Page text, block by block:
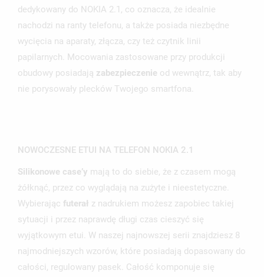
dedykowany do NOKIA 2.1, co oznacza, że idealnie
nachodzi na ranty telefonu, a także posiada niezbędne
wycięcia na aparaty, złącza, czy też czytnik linii
papilarnych. Mocowania zastosowane przy produkcji
obudowy posiadają zabezpieczenie od wewnątrz, tak aby
nie porysowały plecków Twojego smartfona.
NOWOCZESNE ETUI NA TELEFON NOKIA 2.1
Silikonowe case’y mają to do siebie, że z czasem mogą
żółknąć, przez co wyglądają na zużyte i nieestetyczne.
Wybierając futerał z nadrukiem możesz zapobiec takiej
sytuacji i przez naprawdę długi czas cieszyć się
wyjątkowym etui. W naszej najnowszej serii znajdziesz 8
najmodniejszych wzorów, które posiadają dopasowany do
całości, regulowany pasek. Całość komponuje się
MOJE LISTY ŻYCZEŃ
add_circle_outline UTWÓRZ NOWĄ LISTĘ
NAZWA LISTY ŻYCZEŃ
ANULUJ UTWÓRZ LISTĘ ŻYCZEŃ
MUSISZ BYĆ ZALOGOWANY BY ZAPISAĆ PRODUKTY NA
SWOJEJ LIŚCIE ŻYCZEŃ.
ANULUJ ZALOGUJ SIĘ